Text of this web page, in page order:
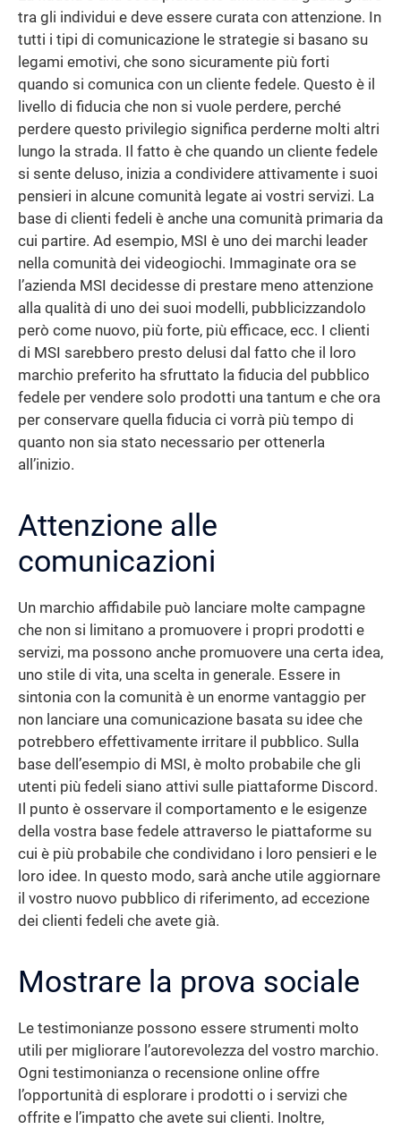
tra gli individui e deve essere curata con attenzione. In
tutti i tipi di comunicazione le strategie si basano su
legami emotivi, che sono sicuramente più forti
quando si comunica con un cliente fedele. Questo è il
livello di fiducia che non si vuole perdere, perché
perdere questo privilegio significa perderne molti altri
lungo la strada. Il fatto è che quando un cliente fedele
si sente deluso, inizia a condividere attivamente i suoi
pensieri in alcune comunità legate ai vostri servizi. La
base di clienti fedeli è anche una comunità primaria da
cui partire. Ad esempio, MSI è uno dei marchi leader
nella comunità dei videogiochi. Immaginate ora se
l’azienda MSI decidesse di prestare meno attenzione
alla qualità di uno dei suoi modelli, pubblicizzandolo
però come nuovo, più forte, più efficace, ecc. I clienti
di MSI sarebbero presto delusi dal fatto che il loro
marchio preferito ha sfruttato la fiducia del pubblico
fedele per vendere solo prodotti una tantum e che ora
per conservare quella fiducia ci vorrà più tempo di
quanto non sia stato necessario per ottenerla
all’inizio.
Attenzione alle
comunicazioni
Un marchio affidabile può lanciare molte campagne
che non si limitano a promuovere i propri prodotti e
servizi, ma possono anche promuovere una certa idea,
uno stile di vita, una scelta in generale. Essere in
sintonia con la comunità è un enorme vantaggio per
non lanciare una comunicazione basata su idee che
potrebbero effettivamente irritare il pubblico. Sulla
base dell’esempio di MSI, è molto probabile che gli
utenti più fedeli siano attivi sulle piattaforme Discord.
Il punto è osservare il comportamento e le esigenze
della vostra base fedele attraverso le piattaforme su
cui è più probabile che condividano i loro pensieri e le
loro idee. In questo modo, sarà anche utile aggiornare
il vostro nuovo pubblico di riferimento, ad eccezione
dei clienti fedeli che avete già.
Mostrare la prova sociale
Le testimonianze possono essere strumenti molto
utili per migliorare l’autorevolezza del vostro marchio.
Ogni testimonianza o recensione online offre
l’opportunità di esplorare i prodotti o i servizi che
offrite e l’impatto che avete sui clienti. Inoltre,